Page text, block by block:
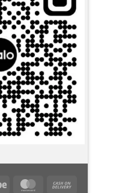
Stripe MasterCard